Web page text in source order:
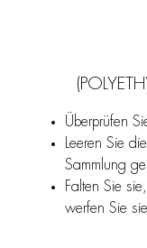
Überprüfen
Leeren Sie
Sammlung
Falten Sie
werfen Sie